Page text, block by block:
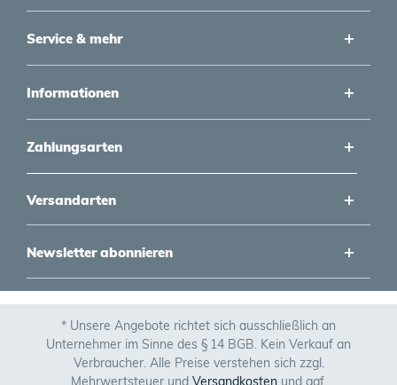
Service & mehr
Informationen
Zahlungsarten
Versandarten
Newsletter abonnieren
* Unsere Angebote richtet sich ausschließlich an
Unternehmer im Sinne des § 14 BGB. Kein Verkauf an
Verbraucher. Alle Preise verstehen sich zzgl.
Mehrwertsteuer und Versandkostenund ggf.